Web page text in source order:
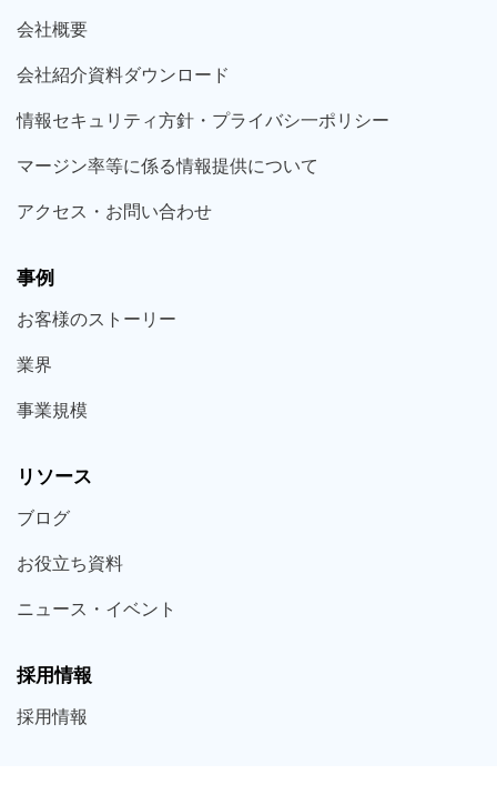
会社概要
会社紹介資料ダウンロード
情報セキュリティ方針・プライバシ一ポリシー
マージン率等に係る情報提供について
アクセス・お問い合わせ
事例
お客様のストーリー
業界
事業規模
リソース
ブログ
お役立ち資料
ニュース・ イベント
採用情報
採用情報